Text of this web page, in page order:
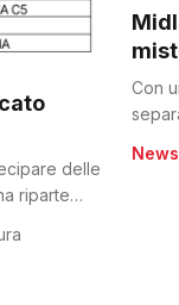
delle
riparte
Con